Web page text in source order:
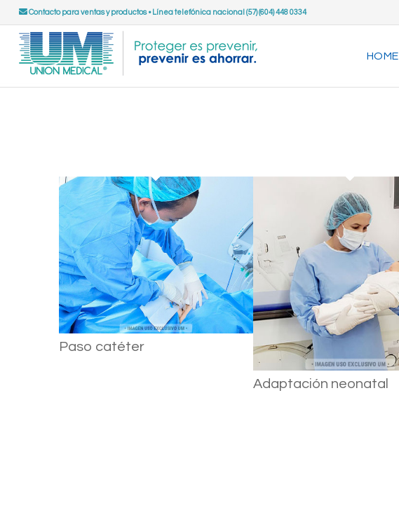
Contacto para ventas y productos• Línea telefónica nacional (57) (604) 448 0334
HOME
Paso catéter
Adaptación neonatal